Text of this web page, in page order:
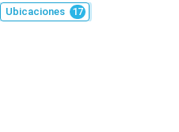
Ubicaciones 17